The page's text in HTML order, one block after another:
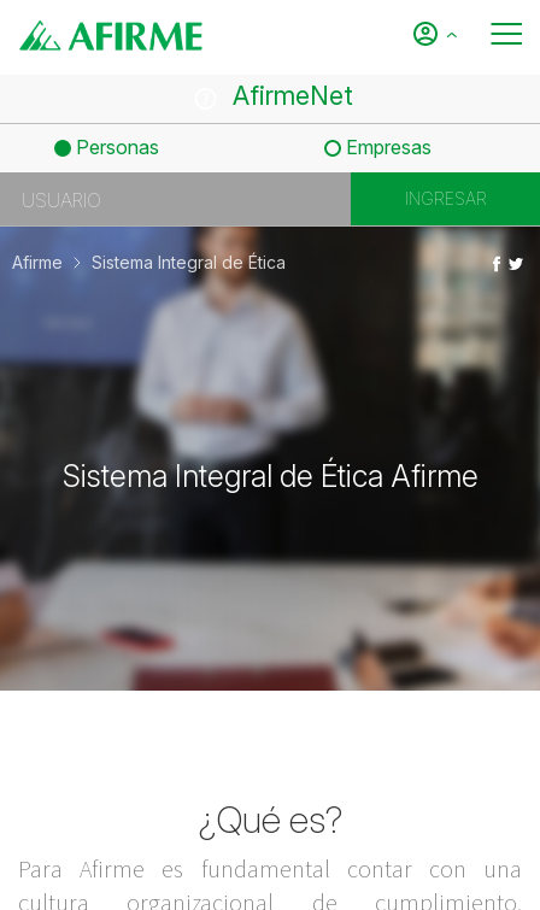
AfirmeNet
Personas Empresas
Afirme Sistema Integral de Ética
Sistema Integral de Ética Afirme
¿Qué es?
Para Afirme es fundamental contar con una
cultura organizacional de cumplimiento,